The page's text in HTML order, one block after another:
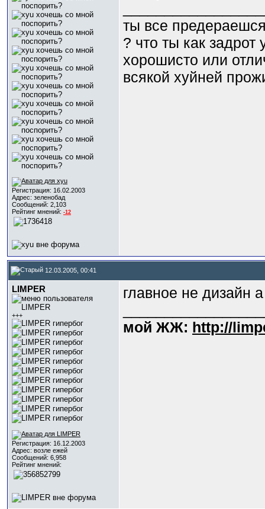
Регистрация: 16.02.2003
Адрес: зеленобад
Сообщений: 2,103
Рейтинг мнений: -12
ты все
? что ты как
хорошисто или
всякой хyйней
12.03.2005, 00:41
LIMPER
+++
Регистрация: 16.12.2003
Адрес: возле ежей
Сообщений: 6,958
Рейтинг мнений:
главное не дизайн
мой ЖЖ: http://